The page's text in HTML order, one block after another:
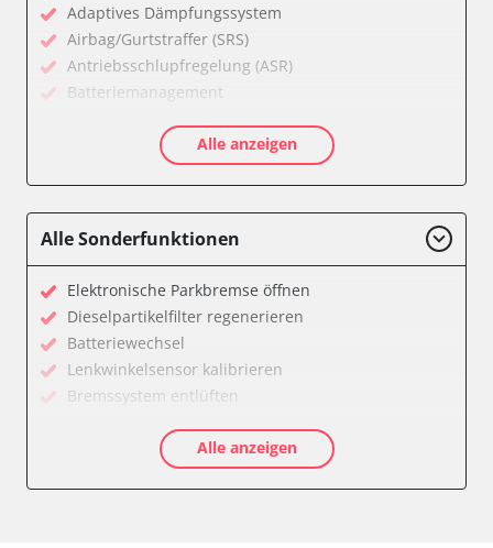
Adaptives Dämpfungssystem
Airbag/Gurtstraffer (SRS)
Antriebsschlupfregelung (ASR)
Batteriemanagement
Diagnoseschnittstelle (EOBD/OBDII)
Diebstahlwarnanlage
Fahrzeug Stabilitätskontrolle (VSC)
Feststellbremse (EPB / SBC)
Getriebesteuerung
Gurtkontrollleuchten
Informationsanzeige
Informationsanzeige Armaturenbrett
Informationsanzeige vorne (FDIM)
Karosseriesteuerung
Klimaanlage
Alle anzeigen
Alle Sonderfunktionen
Elektronische Parkbremse öffnen
Dieselpartikelfilter regenerieren
Batteriewechsel
Lenkwinkelsensor kalibrieren
Bremssystem entlüften
AGR Ventil anlernen
Luftmassenmesser anlernen
Alle anzeigen